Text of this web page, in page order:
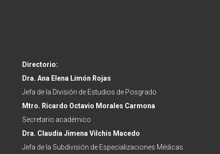
Directorio:
Dra. Ana Elena Limón Rojas
Jefa de la División de Estudios de Posgrado
Mtro. Ricardo Octavio Morales Carmona
Secretario académico
Dra. Claudia Jimena Vilchis Macedo
Jefa de la Subdivisión de Especializaciones Médicas